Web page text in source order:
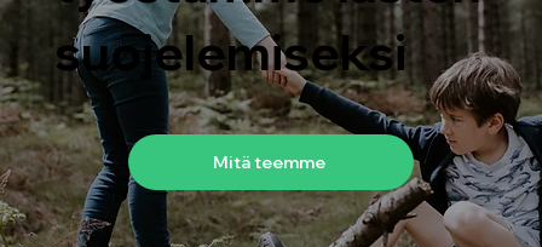
suojelemiseksi
Mitä teemme